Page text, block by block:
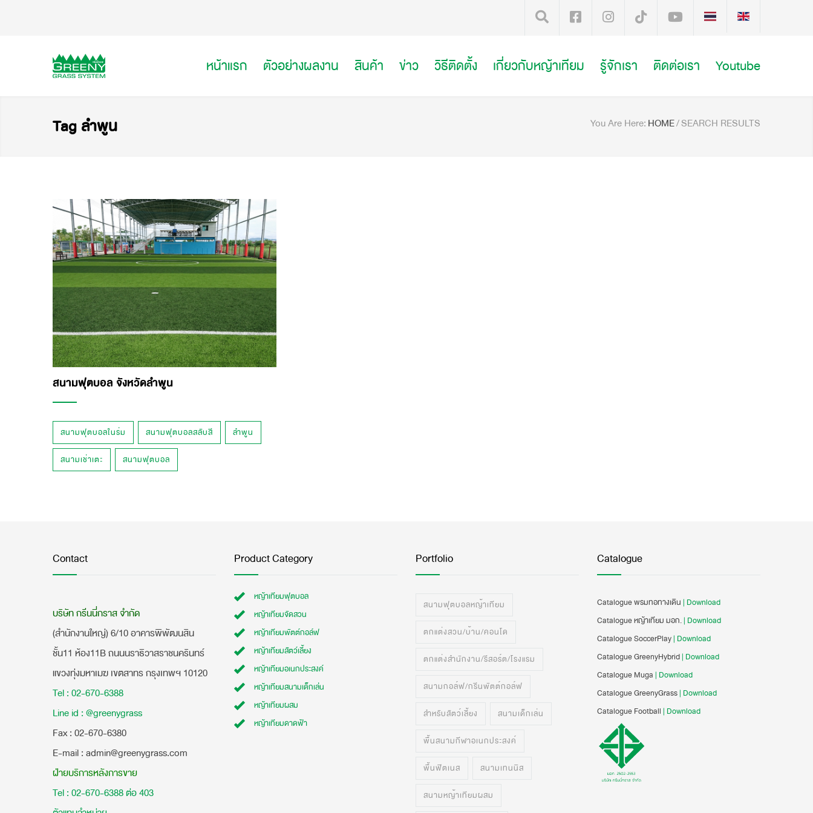
หน้าแรก ตัวอย่างผลงาน สินค้า ข่าว วิธีติดตั้ง เกี่ยวกับหญ้าเทียม รู้จักเรา ติดต่อเรา Youtube
Tag ลำพูน You Are Here: HOME/SEARCH RESULTS
สนามฟุตบอล จังหวัดลำพูน
สนามฟุตบอลในร่ม สนามฟุตบอลสลับสี ลำพูน
สนามเช่าเตะ สนามฟุตบอล
Contact
บริษัท กรีนนี่กราส จำกัด
(สำนักงานใหญ่) 6/10 อาคารพิพัฒนสิน
ชั้น11 ห้อง11B ถนนนราธิวาสราชนครินทร์
แขวงทุ่งมหาเมฆ เขตสาทร กรุงเทพฯ 10120
Tel : 02-670-6388
Line id : @greenygrass
​Fax : 02-670-6380
E-mail : admin@greenygrass.com
ฝ่ายบริการหลังการขาย
Tel : 02-670-6388 ต่อ 403
Product Category
หญ้าเทียมฟุตบอล
หญ้าเทียมจัดสวน
หญ้าเทียมพัตต์กอล์ฟ
หญ้าเทียมสัตว์เลี้ยง
หญ้าเทียมอเนกประสงค์
หญ้าเทียมสนามเด็กเล่น
หญ้าเทียมผสม
หญ้าเทียมดาดฟ้า
Portfolio
สนามฟุตบอลหญ้าเทียม
ตกแต่งสวน/บ้าน/คอนโด
ตกแต่งสำนักงาน/รีสอร์ต/โรงแรม
สนามกอล์ฟ/กรีนพัตต์กอล์ฟ
สำหรับสัตว์เลี้ยง สนามเด็กเล่น
พื้นสนามกีฬาอเนกประสงค์
พื้นฟิตเนส สนามเทนนิส
สนามหญ้าเทียมผสม
Catalogue
Catalogue พรมทอทางเดิน | Download
Catalogue หญ้าเทียม มอก.| Download
Catalogue SoccerPlay| Download
Catalogue GreenyHybrid| Download
Catalogue Muga | Download
Catalogue GreenyGrass| Download
Catalogue Football | Download